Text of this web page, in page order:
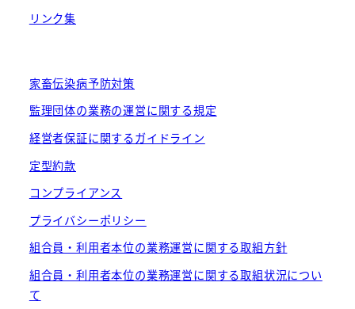
リンク集
家畜伝染病予防対策
監理団体の業務の運営に関する規定
経営者保証に関するガイドライン
定型約款
コンプライアンス
プライバシーポリシー
組合員・利用者本位の業務運営に関する取組方針
組合員・利用者本位の業務運営に関する取組状況につい
て